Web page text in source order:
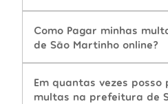
Como Pagar minhas
de São Martinho online?
Em quantas vezes
multas na prefeitura de